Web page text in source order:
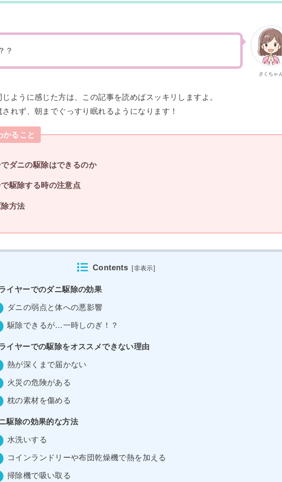
さくちゃん
？
ように感じた方は、この記事を読めばスッキリしますよ。
れず、朝までぐっすり眠れるようになります！
かること
でダニの駆除はできるのか
で駆除する時の注意点
方法
Contents 非表示
イヤーでのダニ駆除の効果
ダニの弱点と体への悪影響
駆除できるが…一時しのぎ！？
イヤーでの駆除をオススメできない理由
熱が深くまで届かない
火災の危険がある
枕の素材を傷める
駆除の効果的な方法
水洗いする
コインランドリーや布団乾燥機で熱を加える
掃除機で吸い取る